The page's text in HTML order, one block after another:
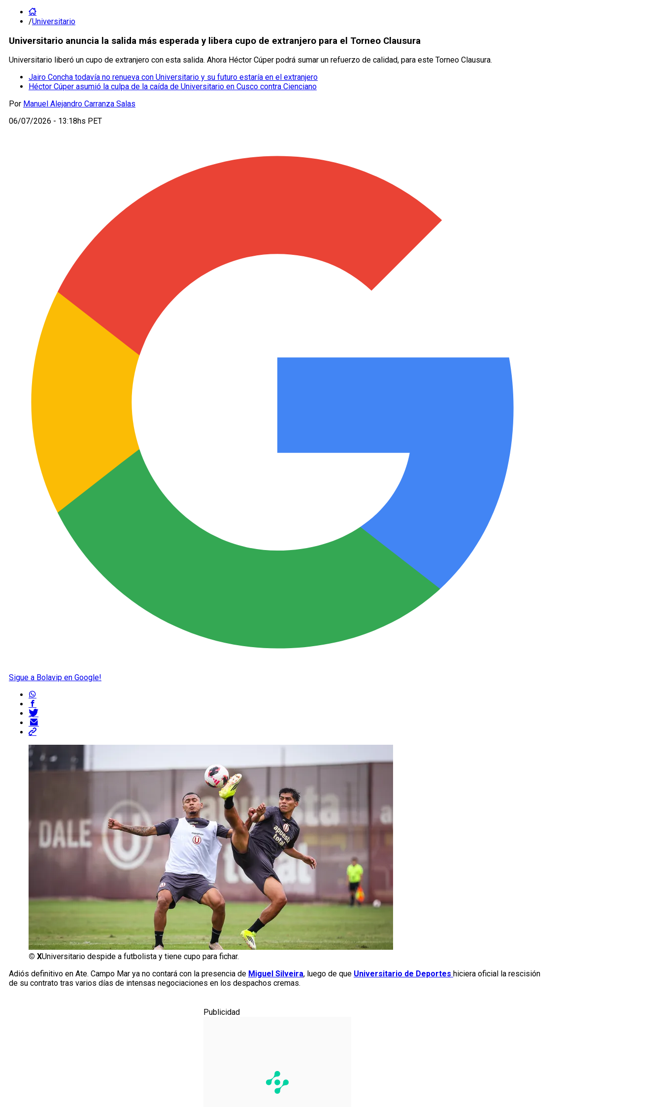
/Universitario
Universitario anuncia la salida más esperada y libera cupo de extranjero para el Torneo Clausura
Universitario liberó un cupo de extranjero con esta salida. Ahora Héctor Cúper podrá sumar un refuerzo de calidad, para este Torneo Clausura.
Jairo Concha todavía no renueva con Universitario y su futuro estaría en el extranjero
Héctor Cúper asumió la culpa de la caída de Universitario en Cusco contra Cienciano
Por Manuel Alejandro Carranza Salas
06/07/2026 - 13:18hs PET
Sigue a Bolavip en Google!
© XUniversitario despide a futbolista y tiene cupo para fichar.
Adiós definitivo en Ate. Campo Mar ya no contará con la presencia de Miguel Silveira, luego de que Universitario de Deportes hiciera oficial la rescisión
de su contrato tras varios días de intensas negociaciones en los despachos cremas.
Publicidad